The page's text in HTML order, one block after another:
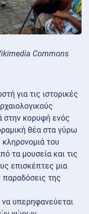
Commons
για τις ιστορικές
στην κορυφή ενός
θέα στα γύρω
κληρονομιά του
τα μουσεία και τις
επισκέπτες μια
παραδόσεις της
υπερηφανεύεται